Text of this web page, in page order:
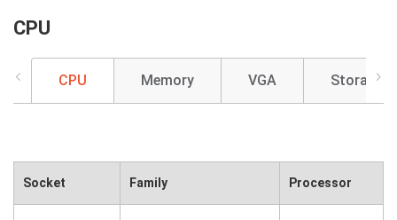
CPU
CPU Memory VGA Storage
Socket Family Processor